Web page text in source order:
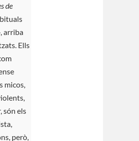
de
arriba
Ells
micos,
són els
però,